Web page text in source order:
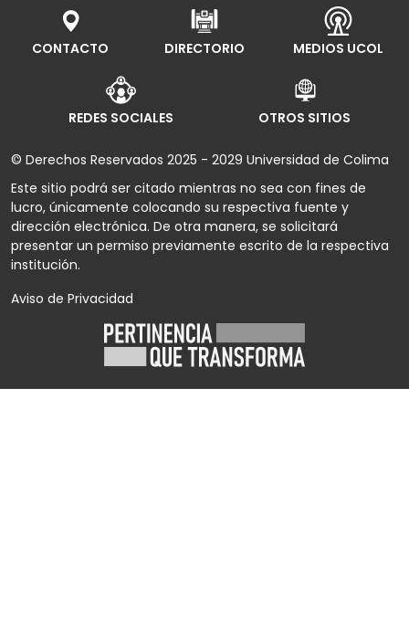
CONTACTO DIRECTORIO MEDIOS UCOL
REDES SOCIALES OTROS SITIOS
© Derechos Reservados 2025 - 2029 Universidad de Colima
Este sitio podrá ser citado mientras no sea con fines de
lucro, únicamente colocando su respectiva fuente y
dirección electrónica. De otra manera, se solicitará
presentar un permiso previamente escrito de la respectiva
institución.
Aviso de Privacidad